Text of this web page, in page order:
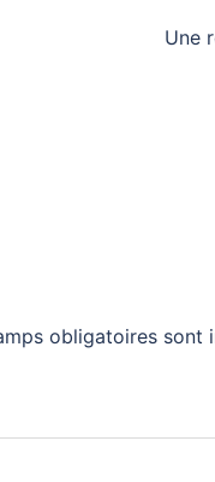
Une
obligatoires sont